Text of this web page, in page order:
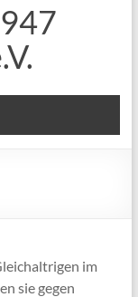
im
sie gegen